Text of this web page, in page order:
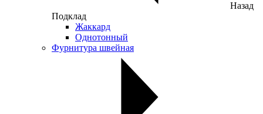
Назад
Подклад
Жаккард
Однотонный
Фурнитура швейная